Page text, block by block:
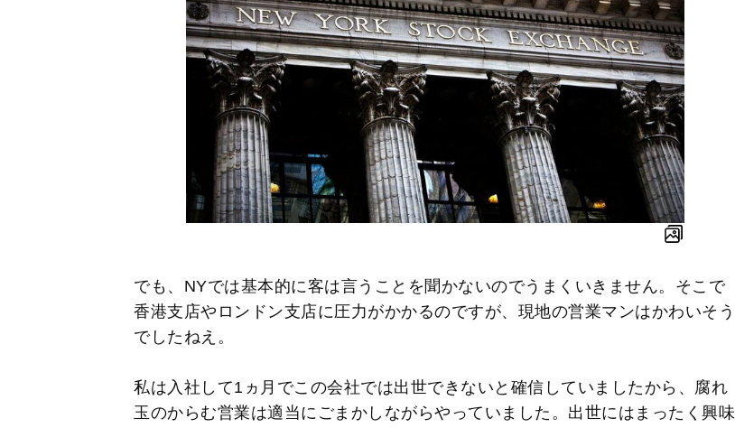
でも、NYでは基本的に客は言うことを聞かないのでうまくいきません。そこで
香港支店やロンドン支店に圧力がかかるのですが、現地の営業マンはかわいそう
でしたねえ。
私は入社して1ヵ月でこの会社では出世できないと確信していましたから、腐れ
玉のからむ営業は適当にごまかしながらやっていました。出世にはまったく興味